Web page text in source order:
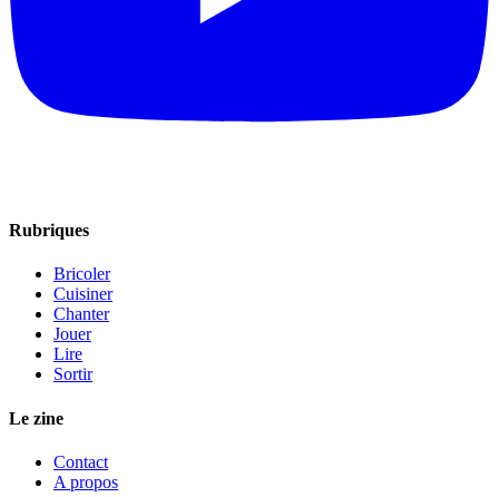
Rubriques
Bricoler
Cuisiner
Chanter
Jouer
Lire
Sortir
Le zine
Contact
A propos